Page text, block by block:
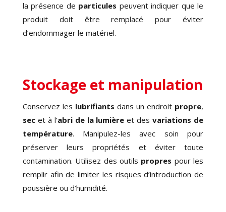
la présence de particules peuvent indiquer que le
produit doit être remplacé pour éviter
d’endommager le matériel.
Stockage et manipulation
Conservez les lubrifiants dans un endroit propre,
secet à l’abri de la lumière et desvariations de
température. Manipulez-les avec soin pour
préserver leurs propriétés et éviter toute
contamination. Utilisez des outils propres pour les
remplir afin de limiter les risques d’introduction de
poussière ou d’humidité.